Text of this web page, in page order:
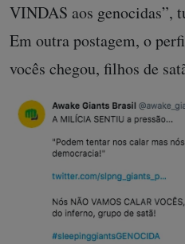
VINDAS aos genocidas”,
Em outra postagem, o
vocês chegou, filhos de